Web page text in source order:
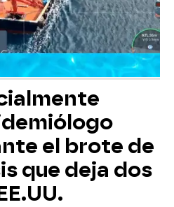
el brote de
que deja dos